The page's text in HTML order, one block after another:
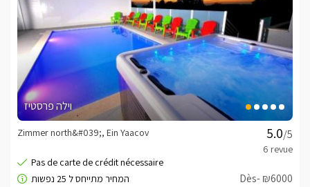
וילה פרסטיז
/5
Zimmer north&#039;, Ein Yaacov
Dès- ₪6000